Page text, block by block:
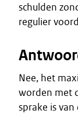
schulden
regulier
Nee, het
worden met
sprake is